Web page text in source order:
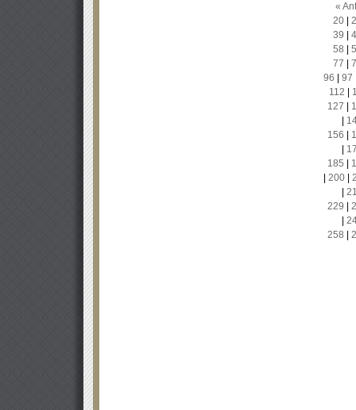
«
20|
39
58
77
96
97
112
127
156
185
200|
229
258